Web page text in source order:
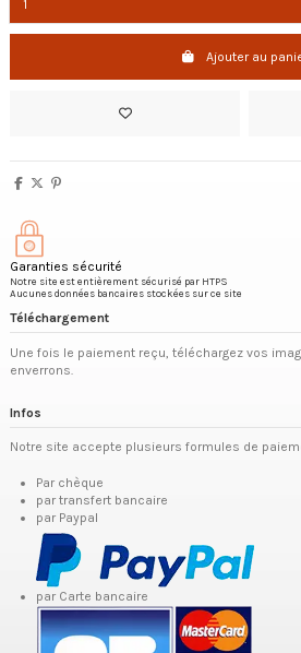
Ajouter au
Garanties sécurité
Notre site est entièrement sécurisé par HTPS
Aucunes données bancaires stockées sur ce site
Téléchargement
Une fois le paiement reçu, téléchargez vos
enverrons.
Infos
Notre site accepte plusieurs formules de
Par chèque
par transfert bancaire
par Paypal
par Carte bancaire